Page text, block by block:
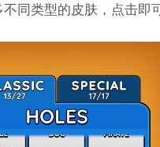
同类型的皮肤，点击即